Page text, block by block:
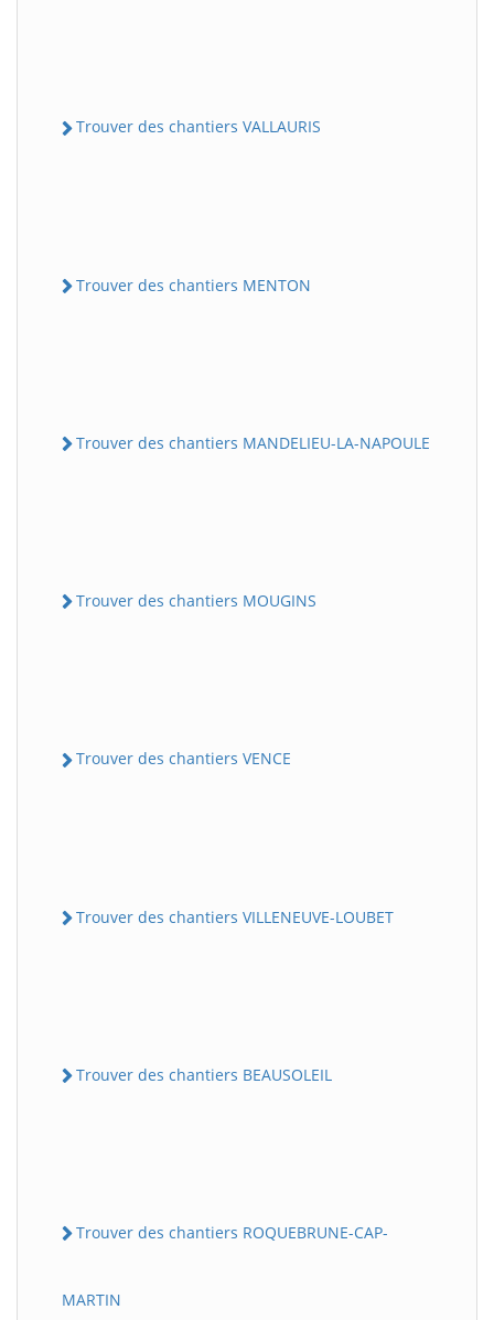
Trouver des chantiers VALLAURIS
Trouver des chantiers MENTON
Trouver des chantiers MANDELIEU-LA-NAPOULE
Trouver des chantiers MOUGINS
Trouver des chantiers VENCE
Trouver des chantiers VILLENEUVE-LOUBET
Trouver des chantiers BEAUSOLEIL
Trouver des chantiers ROQUEBRUNE-CAP-
MARTIN